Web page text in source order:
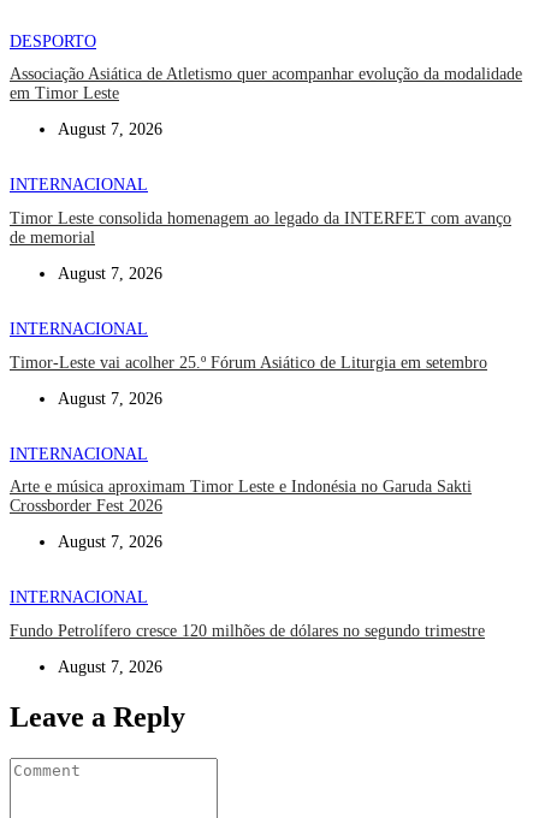
DESPORTO
Associação Asiática de Atletismo quer acompanhar evolução da modalidade
em Timor Leste
August 7, 2026
INTERNACIONAL
Timor Leste consolida homenagem ao legado da INTERFET com avanço
de memorial
August 7, 2026
INTERNACIONAL
Timor-Leste vai acolher 25.º Fórum Asiático de Liturgia em setembro
August 7, 2026
INTERNACIONAL
Arte e música aproximam Timor Leste e Indonésia no Garuda Sakti
Crossborder Fest 2026
August 7, 2026
INTERNACIONAL
Fundo Petrolífero cresce 120 milhões de dólares no segundo trimestre
August 7, 2026
Leave a Reply